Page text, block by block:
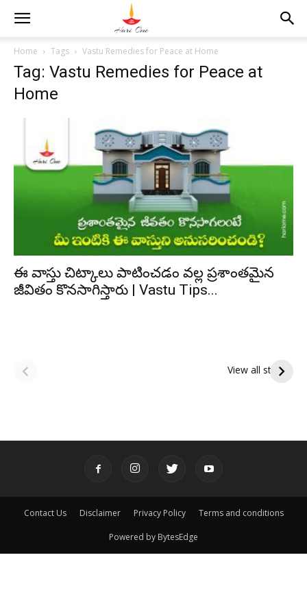
Home Tags Vastu Remedies for Peace at Home
Tag: Vastu Remedies for Peace at
Home
ఈ వాస్తు చిట్కాలు పాటించడం వల్ల ప్రశాంతమైన
జీవితం కొనసాగిస్తారు | Vastu Tips...
View all stories
పితృదేవతల ఆశీర్వాదం
ఇంద్రకీలాద్రి గిరి ప్రదక్షిణ
Contact Us Disclaimer Privacy Policy Terms and conditions
Powered by BytesEdge